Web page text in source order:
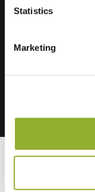
Statistics
Marketing